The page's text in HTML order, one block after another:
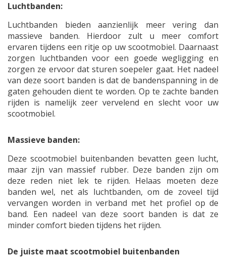
Luchtbanden:
Luchtbanden bieden aanzienlijk meer vering dan
massieve banden. Hierdoor zult u meer comfort
ervaren tijdens een ritje op uw scootmobiel. Daarnaast
zorgen luchtbanden voor een goede wegligging en
zorgen ze ervoor dat sturen soepeler gaat. Het nadeel
van deze soort banden is dat de bandenspanning in de
gaten gehouden dient te worden. Op te zachte banden
rijden is namelijk zeer vervelend en slecht voor uw
scootmobiel.
Massieve banden:
Deze scootmobiel buitenbanden bevatten geen lucht,
maar zijn van massief rubber. Deze banden zijn om
deze reden niet lek te rijden. Helaas moeten deze
banden wel, net als luchtbanden, om de zoveel tijd
vervangen worden in verband met het profiel op de
band. Een nadeel van deze soort banden is dat ze
minder comfort bieden tijdens het rijden.
De juiste maat scootmobiel buitenbanden